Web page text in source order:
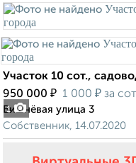
1
Участок 10 сот.,
950 000 ₽ 1 000 ₽ за
Вишнёвая улица 3
Собственник, 14.07.2020